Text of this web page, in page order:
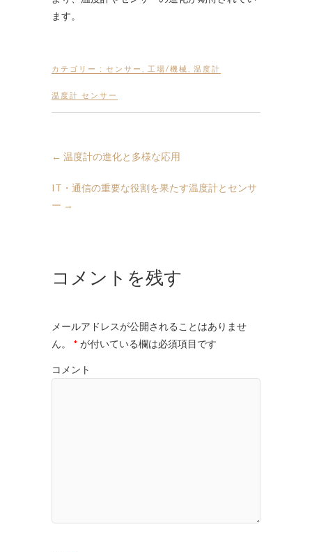
ます。
カテゴリー : センサー 工場/機械 温度計
温度計 センサー
← 温度計の進化と多様な応用
IT・通信の重要な役割を果たす温度計とセンサ
ー →
コメントを残す
メールアドレスが公開されることはありませ
ん。
* が付いている欄は必須項目です
コメント